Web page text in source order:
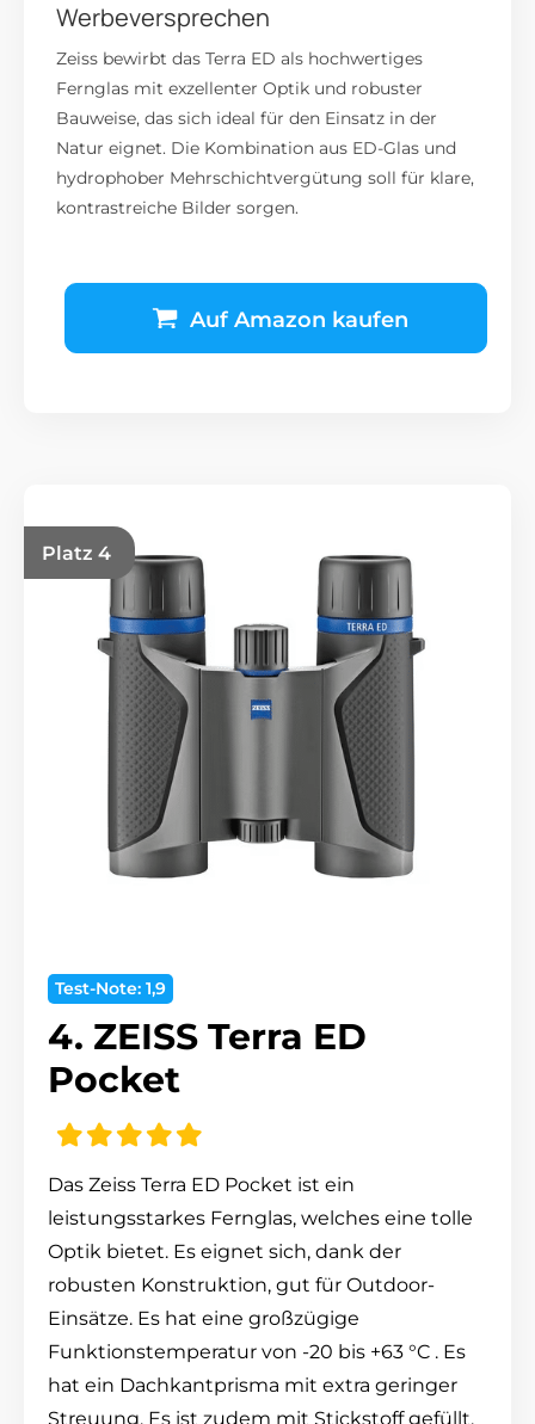
Werbeversprechen
Zeiss bewirbt das Terra ED als hochwertiges
Fernglas mit exzellenter Optik und robuster
Bauweise, das sich ideal für den Einsatz in der
Natur eignet. Die Kombination aus ED-Glas und
hydrophober Mehrschichtvergütung soll für klare,
kontrastreiche Bilder sorgen.
Auf Amazon kaufen
Platz 4
Test-Note: 1,9
4. ZEISS Terra ED
Pocket
Das Zeiss Terra ED Pocket ist ein
leistungsstarkes Fernglas, welches eine tolle
Optik bietet. Es eignet sich, dank der
robusten Konstruktion, gut für Outdoor-
Einsätze. Es hat eine großzügige
Funktionstemperatur von -20 bis +63 °C . Es
hat ein Dachkantprisma mit extra geringer
Streuung. Es ist zudem mit Stickstoff gefüllt,